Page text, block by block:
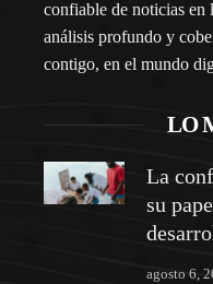
confiable de noticias
análisis profundo y
contigo, en el mundo
LO
La
su
agosto 6,